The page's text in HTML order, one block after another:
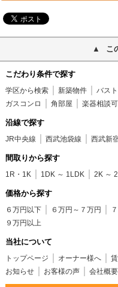
こ
こだわり条件で探す
学区から検索 新築物件 バス
ガスコンロ
角部屋 楽器相談可
沿線で探す
JR中央線 西武池袋線 西武新
間取りから探す
1R・1K 1DK ～ 1LDK 2K ～
価格から探す
６万円以下 ６万円～７万円
９万円以上
当社について
トップページ オーナー様へ
お知らせ
お客様の声 会社概要